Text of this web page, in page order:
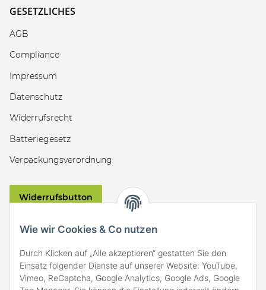
Wie wir Cookies & Co nutzen
Durch Klicken auf „Alle akzeptieren“ gestatten Sie den
Einsatz folgender Dienste auf unserer Website: YouTube,
Vimeo, ReCaptcha, Google Analytics, Google Ads, Google
GESETZLICHES
AGB
Compliance
Impressum
Datenschutz
Widerrufsrecht
Batteriegesetz
Verpackungsverordnung
Widerrufsbutton